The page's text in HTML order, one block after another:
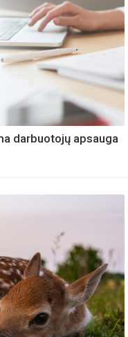
darbuotojų apsauga